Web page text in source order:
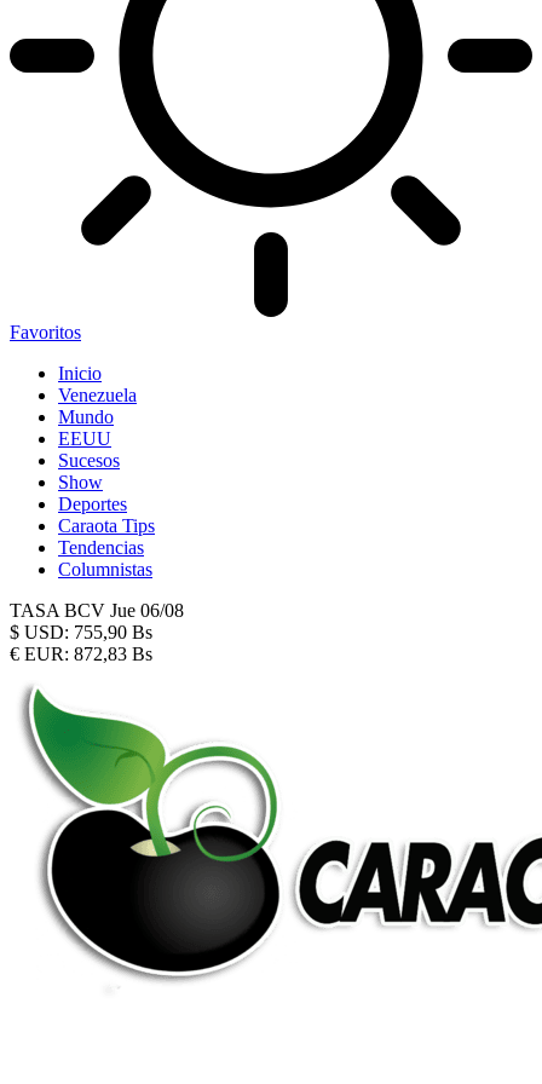
Favoritos
Inicio
Venezuela
Mundo
EEUU
Sucesos
Show
Deportes
Caraota Tips
Tendencias
Columnistas
TASA BCV Jue 06/08
$ USD: 755,90 Bs
€ EUR: 872,83 Bs